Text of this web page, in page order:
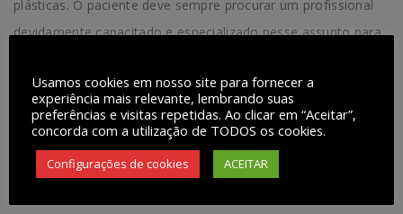
plásticas. O paciente deve sempre procurar um profissional
devidamente capacitado e especializado nesse assunto para
Usamos cookies em nosso site para fornecer a
experiência mais relevante, lembrando suas
preferências e visitas repetidas. Ao clicar em “Aceitar”,
concorda com a utilização de TODOS os cookies.
Configurações de cookies ACEITAR